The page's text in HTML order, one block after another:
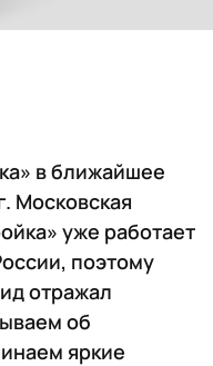
в ближайшее
Московская
уже работает
поэтому
отражал
об
яркие